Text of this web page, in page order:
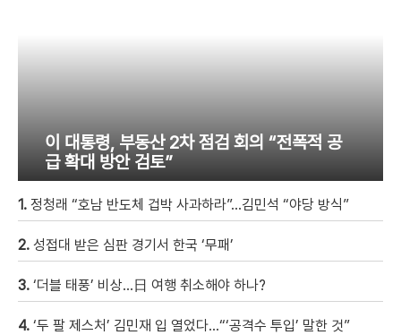
이 대통령, 부동산 2차 점검 회의 “전폭적 공
급 확대 방안 검토”
1. 정청래 “호남 반도체 겁박 사과하라”…김민석 “야당 방식”
2. 성접대 받은 심판 경기서 한국 ‘무패’
3. ‘더블 태풍’ 비상…日 여행 취소해야 하나?
4. ‘두 팔 제스처’ 김민재 입 열었다…“‘공격수 투입’ 말한 것”